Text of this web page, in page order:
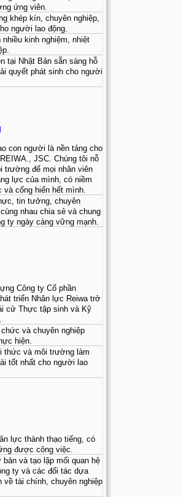
ứng viên.
khép kín, chuyên nghiệp,
người lao động.
kinh nghiệm, nhiệt
tại Nhật Bản sẵn sàng hỗ
quyết phát sinh cho người
con người là nền tảng cho
JSC. Chúng tôi nỗ
trường để mọi nhân viên
lực của mình, có niềm
và cống hiến hết mình.
tin tưởng, chuyên
nhau chia sẻ và chung
ty ngày càng vững mạnh.
Công ty Cổ phần
triển Nhân lực Reiwa trở
cử Thực tập sinh và Kỹ
và chuyên nghiệp
hiện.
thức và môi trường làm
tốt nhất cho người lao
lực thành thạo tiếng, có
được công việc.
và tạo lập mối quan hệ
ty và các đối tác dựa
về tài chính, chuyên nghiệp